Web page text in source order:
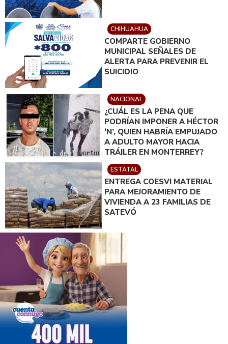
CHIHUAHUA
COMPARTE GOBIERNO
MUNICIPAL SEÑALES DE
ALERTA PARA PREVENIR EL
SUICIDIO
NACIONAL
¿CUÁL ES LA PENA QUE
PODRÍAN IMPONER A HÉCTOR
‘N’, QUIEN HABRÍA EMPUJADO
A ADULTO MAYOR HACIA
TRÁILER EN MONTERREY?
ESTATAL
ENTREGA COESVI MATERIAL
PARA MEJORAMIENTO DE
VIVIENDA A 23 FAMILIAS DE
SATEVÓ